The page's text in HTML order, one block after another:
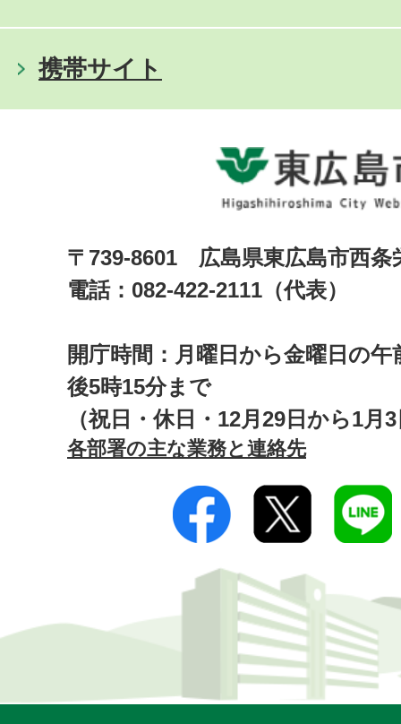
携帯サイト
〒739-8601 広島県東広島市西
電話：082-422-2111（代表）
開庁時間：月曜日から金曜日の午
後5時15分まで
（祝日・休日・12月29日から1月
各部署の主な業務と連絡先